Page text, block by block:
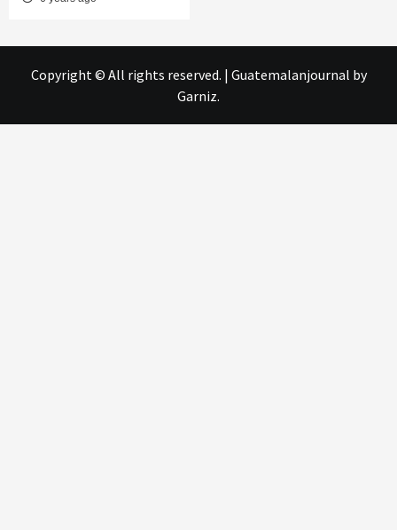
Copyright © All rights reserved. | Guatemalanjournal by
Garniz.